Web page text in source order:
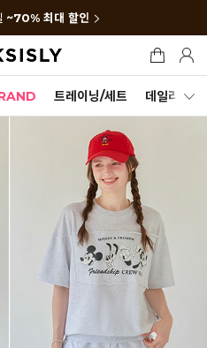
~70% 최대 할인
트레이닝/세트 데일리세트